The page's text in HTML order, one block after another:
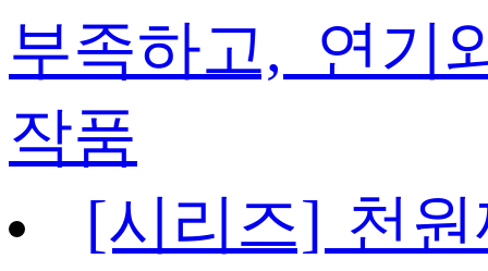
부족하고, 연기
작품
[시리즈] 천